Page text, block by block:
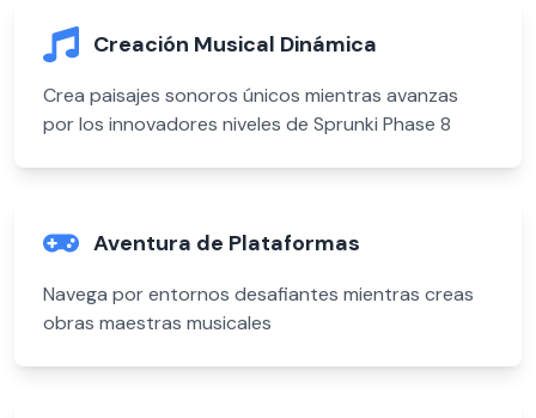
Creación Musical Dinámica
Crea paisajes sonoros únicos mientras avanzas
por los innovadores niveles de Sprunki Phase 8
Aventura de Plataformas
Navega por entornos desafiantes mientras creas
obras maestras musicales